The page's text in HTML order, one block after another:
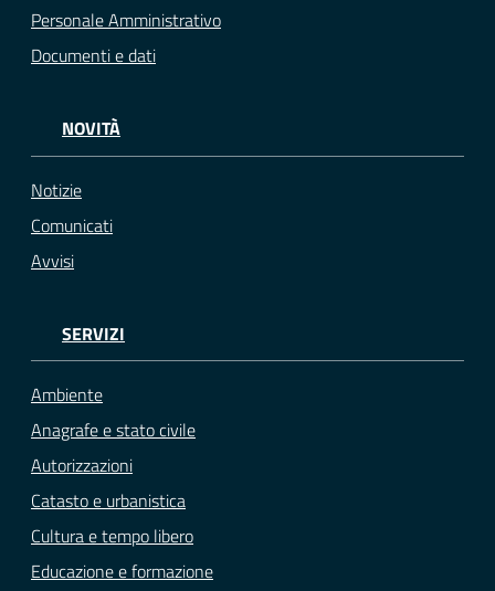
Personale Amministrativo
Documenti e dati
NOVITÀ
Notizie
Comunicati
Avvisi
SERVIZI
Ambiente
Anagrafe e stato civile
Autorizzazioni
Catasto e urbanistica
Cultura e tempo libero
Educazione e formazione